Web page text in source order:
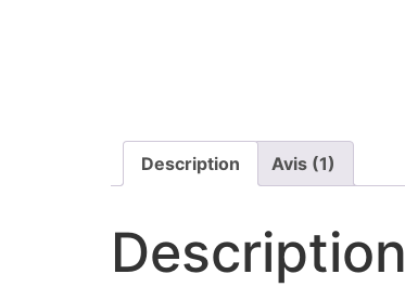
Description Avis (1)
Description